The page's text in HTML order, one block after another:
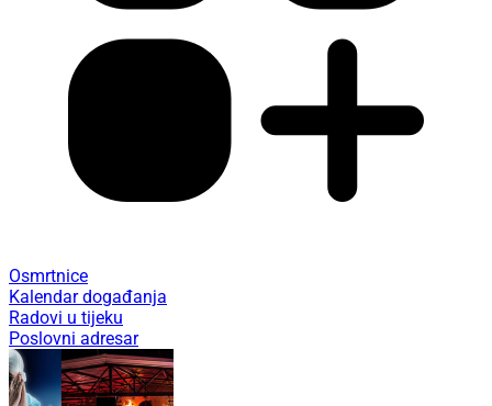
Osmrtnice
Kalendar događanja
Radovi u tijeku
Poslovni adresar